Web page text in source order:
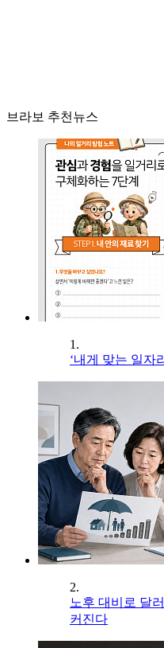
브라보 추천뉴스
1.
‘내게 맞는 일자
2.
노후 대비로 달
커진다